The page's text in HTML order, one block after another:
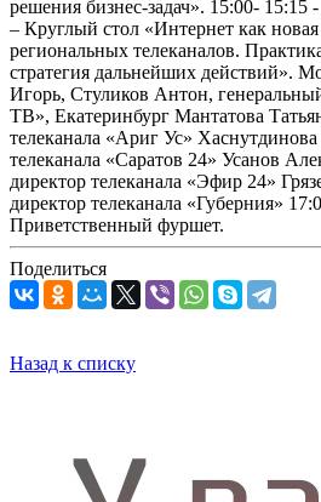
решения бизнес-задач». 15:00- 15:15
– Круглый стол «Интернет как
региональных телеканалов.
стратегия дальнейших действий».
Игорь, Стуликов Антон,
ТВ», Екатеринбург Мантатова
телеканала «Ариг Ус»
телеканала «Саратов 24» Усанов
директор телеканала «Эфир 24»
директор телеканала «Губерния»
Приветственный фуршет.
Поделиться
Назад к списку